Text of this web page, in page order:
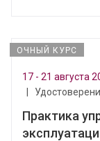
ОЧНЫЙ КУРС
17 - 21 августа
Практика